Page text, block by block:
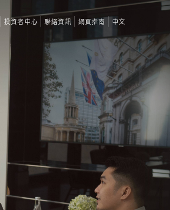
投資者中心 聯絡資訊 網頁指南 中文